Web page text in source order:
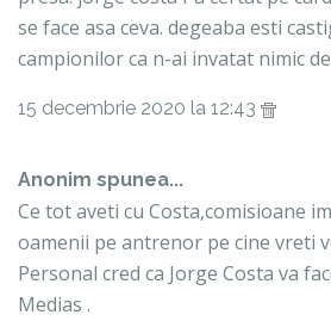
se face asa ceva. degeaba esti
campionilor ca n-ai invatat nimic
15 decembrie 2020 la 12:43
Anonim spunea...
Ce tot aveti cu Costa,comisioane
oamenii pe antrenor pe cine vreti
Personal cred ca Jorge Costa va
Medias .